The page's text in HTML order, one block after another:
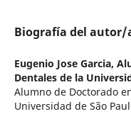
Biografía del autor/
Eugenio Jose Garcia,
Dentales de la
Alumno de Doctorado
Universidad de São